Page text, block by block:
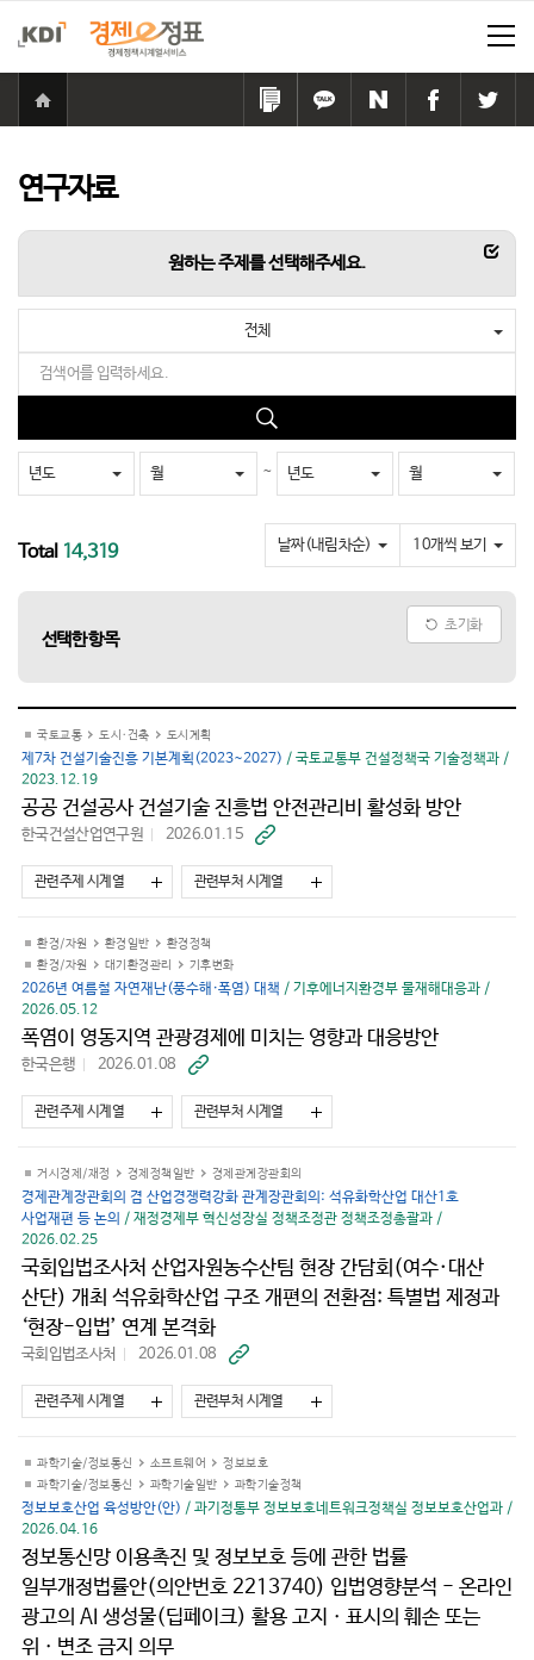
로
동
링
크
카
카
기
네
이
페
이
트
위
기
연구자료
원하는 주제를 선택해주세요.
항목
Total 14,319
전체
입
력
하
요
검
색
년도
월 ~ 년도 월
날짜(내림차순) 10개씩 보기
선택한 항목
초기화
국토교통 도시·건축 도시계획
제7차 건설기술진흥 기본계획(2023~2027) / 국토교통부 건설정책국 기술정책과 /
2023.12.19
공공 건설공사 건설기술 진흥법 안전관리비 활성화 방안
한국건설산업연구원 2026.01.15
바
가
기
관련주제 시계열 관련부처 시계열
환경/자원 환경일반
환경정책
환경/자원
대기환경관리 기후변화
2026년 여름철 자연재난(풍수해·폭염) 대책 / 기후에너지환경부 물재해대응과 /
2026.05.12
폭염이 영동지역 관광경제에 미치는 영향과 대응방안
한국은행 2026.01.08
바
가
기
관련주제 시계열 관련부처 시계열
거시경제/재정 경제정책일반 경제관계장관회의
경제관계장관회의 겸 산업경쟁력강화 관계장관회의: 석유화학산업 대산1호
사업재편 등 논의 / 재정경제부 혁신성장실 정책조정관 정책조정총괄과 /
2026.02.25
국회입법조사처 산업자원농수산팀 현장 간담회(여수·대산
산단) 개최 석유화학산업 구조 개편의 전환점: 특별법 제정과
‘현장-입법’ 연계 본격화
국회입법조사처 2026.01.08
바
가
기
관련주제 시계열 관련부처 시계열
과학기술/정보통신 소프트웨어
정보보호
과학기술/정보통신
과학기술일반 과학기술정책
정보보호산업 육성방안(안) / 과기정통부 정보보호네트워크정책실 정보보호산업과 /
2026.04.16
정보통신망 이용촉진 및 정보보호 등에 관한 법률
일부개정법률안(의안번호 2213740) 입법영향분석 - 온라인
광고의 AI 생성물(딥페이크) 활용 고지ㆍ표시의 훼손 또는
위ㆍ변조 금지 의무